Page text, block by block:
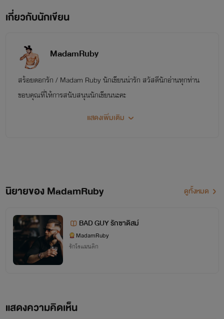
เกี่ยวกับนักเขียน
MadamRuby
สร้อยดอกรัก / Madam Ruby นักเขียนน่ารัก สวัสดีนักอ่่านทุกท่าน
ขอบคุณที่ให้การสนับสนุนนักเขียนนะคะ
แสดงเพิ่มเติม
นิยายของ MadamRuby ดูทั้งหมด
BAD GUY รักซาดิสม์
MadamRuby
รักโรแมนติก
แสดงความคิดเห็น